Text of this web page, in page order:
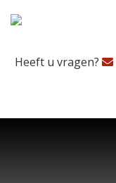
Heeft u vragen?